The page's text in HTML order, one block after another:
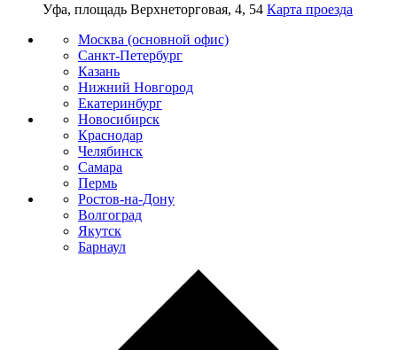
Уфа, площадь Верхнеторговая, 4, 54 Карта проезда
Москва (основной офис)
Санкт-Петербург
Казань
Нижний Новгород
Екатеринбург
Новосибирск
Краснодар
Челябинск
Самара
Пермь
Ростов-на-Дону
Волгоград
Якутск
Барнаул